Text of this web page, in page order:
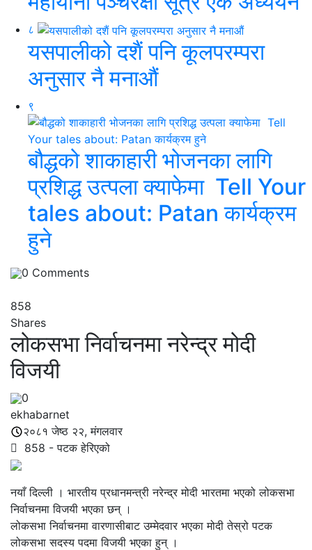
८
यसपालीको दशैं पनि कूलपरम्परा
अनुसार नै मनाऔं
९
बौद्धको शाकाहारी भोजनका लागि
प्रशिद्ध उत्पला क्याफेमा Tell Your
tales about: Patan कार्यक्रम
हुने
0 Comments
858
Shares
लोकसभा निर्वाचनमा नरेन्द्र मोदी
विजयी
0
ekhabarnet
२०८१ जेष्ठ २२, मंगलवार
858 - पटक हेरिएको
नयाँ दिल्ली । भारतीय प्रधानमन्त्री नरेन्द्र मोदी भारतमा भएको लोकसभा
निर्वाचनमा विजयी भएका छन् ।
लोकसभा निर्वाचनमा वारणासीबाट उम्मेदवार भएका मोदी तेस्रो पटक
लोकसभा सदस्य पदमा विजयी भएका हुन् ।